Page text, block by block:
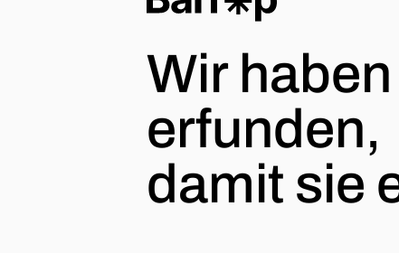
Wir
erfunden,
damit sie